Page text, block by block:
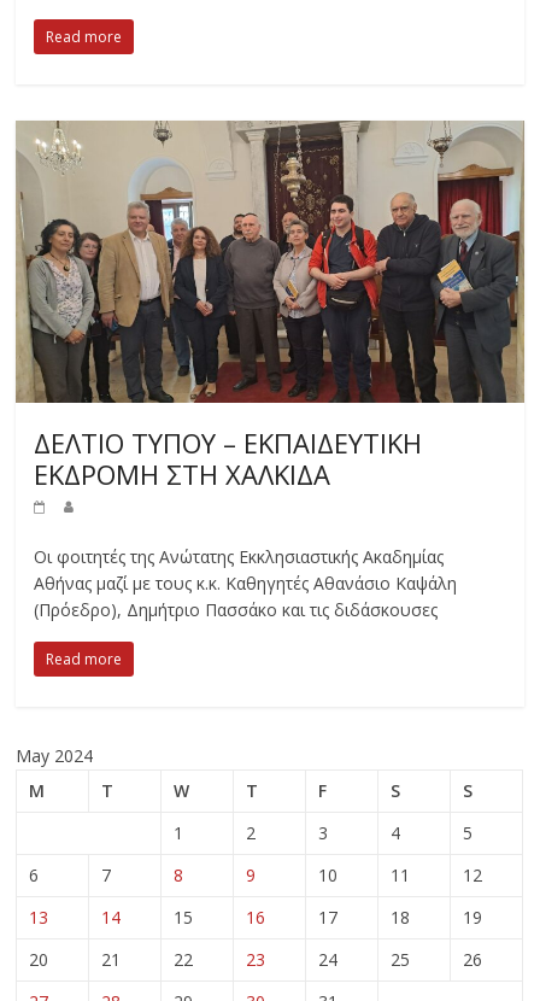
Read more
ΔΕΛΤΙΟ ΤΥΠΟΥ – ΕΚΠΑΙΔΕΥΤΙΚΗ
ΕΚΔΡΟΜΗ ΣΤΗ ΧΑΛΚΙΔΑ
Οι φοιτητές της Ανώτατης Εκκλησιαστικής Ακαδημίας
Αθήνας μαζί με τους κ.κ. Καθηγητές Αθανάσιο Καψάλη
(Πρόεδρο), Δημήτριο Πασσάκο και τις διδάσκουσες
Read more
May 2024
M
T W T F S
S
1
2 3 4
5
6
7 8 9 10 11
12
13
14 15 16 17 18
19
20
21 22 23 24 25
26